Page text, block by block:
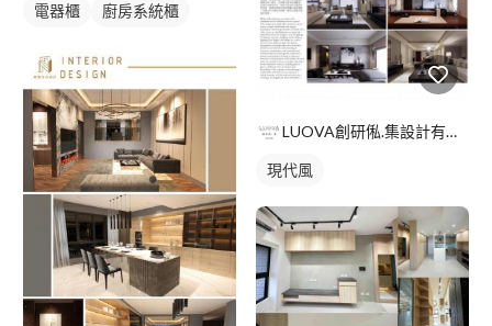
電器櫃 廚房系統櫃
LUOVA創研俬.集設計有限公司台中分部
現代風